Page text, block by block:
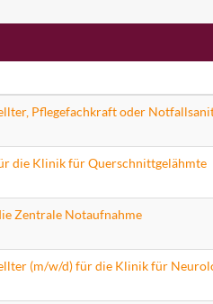
die Klinik für Querschnittgelähmte
Zentrale Notaufnahme